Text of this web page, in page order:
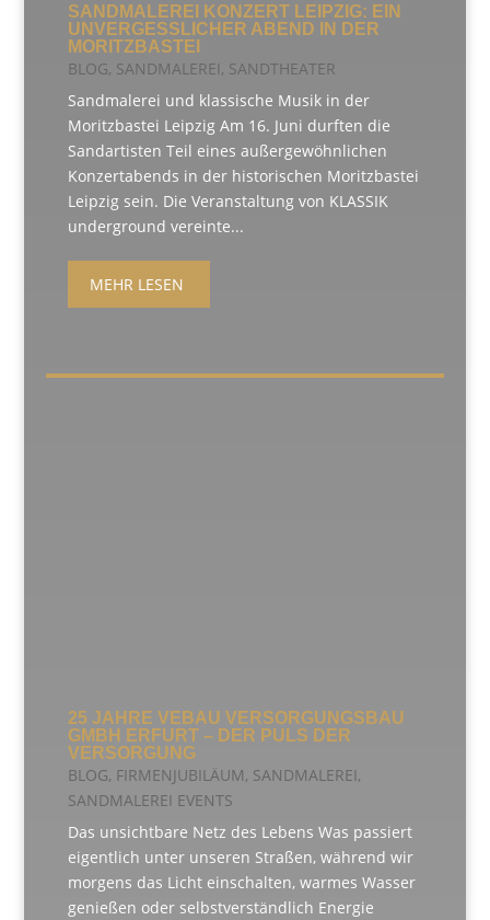
SANDMALEREI KONZERT LEIPZIG: EIN
UNVERGESSLICHER ABEND IN DER
MORITZBASTEI
BLOG, SANDMALEREI , SANDTHEATER
Sandmalerei und klassische Musik in der
Moritzbastei Leipzig Am 16. Juni durften die
Sandartisten Teil eines außergewöhnlichen
Konzertabends in der historischen Moritzbastei
Leipzig sein. Die Veranstaltung von KLASSIK
underground vereinte...
MEHR LESEN
25 JAHRE VEBAU VERSORGUNGSBAU
GMBH ERFURT – DER PULS DER
VERSORGUNG
BLOG, FIRMENJUBILÄUM, SANDMALEREI,
SANDMALEREI EVENTS
Das unsichtbare Netz des Lebens Was passiert
eigentlich unter unseren Straßen, während wir
morgens das Licht einschalten, warmes Wasser
genießen oder selbstverständlich Energie